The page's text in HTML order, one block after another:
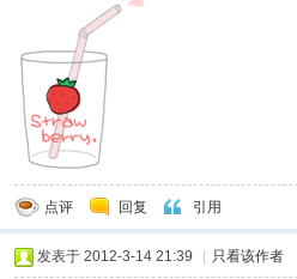
点评 回复 引用
发表于 2012-3-14 21:39 只看该作者